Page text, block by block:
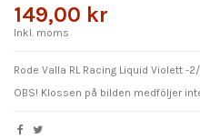
149,00 kr
Inkl. moms
Rode Valla RL Racing Liquid Violett -
OBS! Klossen på bilden medföljer